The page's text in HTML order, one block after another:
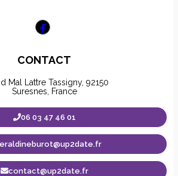
CONTACT
Mal Lattre Tassigny, 92150
Suresnes, France
06 03 47 46 01
contact@up2date.fr